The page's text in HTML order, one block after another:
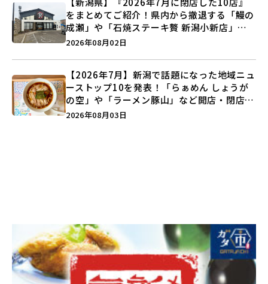
をまとめてご紹介！県内から撤退する「鰻の
成瀬」や「石焼ステーキ贅 新潟小新店」が
営業に幕…。
2026年08月02日
【2026年7月】新潟で話題になった地域ニュ
ーストップ10を発表！「らぁめん しょうが
の空」や「ラーメン豚山」など開店・閉店の
注目記事をランキングでご紹介♪
2026年08月03日